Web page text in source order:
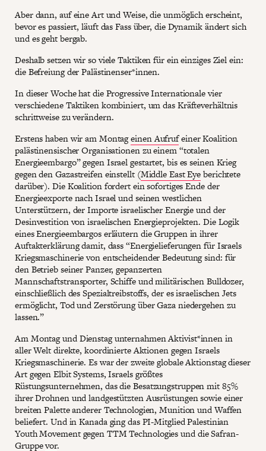
Aber dann, auf eine Art und Weise, die unmöglich erscheint,
bevor es passiert, läuft das Fass über, die Dynamik ändert sich
und es geht bergab.
Deshalb setzen wir so viele Taktiken für ein einziges Ziel ein:
die Befreiung der Palästinenser*innen.
In dieser Woche hat die Progressive Internationale vier
verschiedene Taktiken kombiniert, um das Kräfteverhältnis
schrittweise zu verändern.
Erstens haben wir am Montageinen Aufrufeiner Koalition
palästinensischer Organisationen zu einem “totalen
Energieembargo” gegen Israel gestartet, bis es seinen Krieg
gegen den Gazastreifen einstellt (Middle East Eyeberichtete
darüber). Die Koalition fordert ein sofortiges Ende der
Energieexporte nach Israel und seinen westlichen
Unterstützern, der Importe israelischer Energie und der
Desinvestition von israelischen Energieprojekten. Die Logik
eines Energieembargos erläutern die Gruppen in ihrer
Auftakterklärung damit, dass “Energielieferungen für Israels
Kriegsmaschinerie von entscheidender Bedeutung sind: für
den Betrieb seiner Panzer, gepanzerten
Mannschaftstransporter, Schiffe und militärischen Bulldozer,
einschließlich des Spezialtreibstoffs, der es israelischen Jets
ermöglicht, Tod und Zerstörung über Gaza niedergehen zu
lassen.”
Am Montag und Dienstag unternahmen Aktivist*innen in
aller Welt direkte, koordinierte Aktionen gegen Israels
Kriegsmaschinerie. Es war der zweite globale Aktionstag dieser
Art gegen Elbit Systems, Israels größtes
Rüstungsunternehmen, das die Besatzungstruppen mit 85%
ihrer Drohnen und landgestützten Ausrüstungen sowie einer
breiten Palette anderer Technologien, Munition und Waffen
beliefert. Und in Kanada ging das PI-Mitglied Palestinian
Youth Movement gegen TTM Technologies und die Safran-
Gruppevor.